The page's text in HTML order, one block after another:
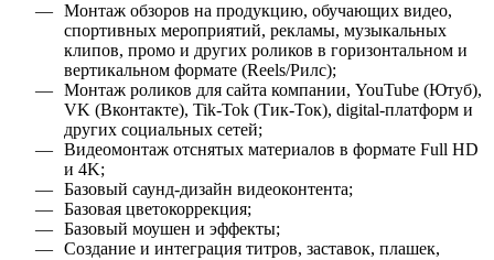
Монтаж обзоров на продукцию, обучающих видео,
спортивных мероприятий, рекламы, музыкальных
клипов, промо и других роликов в горизонтальном и
вертикальном формате (Reels/Рилс);
Монтаж роликов для сайта компании, YouTube (Ютуб),
VK (Вконтакте), Tik-Tok (Тик-Ток), digital-платформ и
других социальных сетей;
Видеомонтаж отснятых материалов в формате Full HD
и 4K;
Базовый саунд-дизайн видеоконтента;
Базовая цветокоррекция;
Базовый моушен и эффекты;
Создание и интеграция титров, заставок, плашек,